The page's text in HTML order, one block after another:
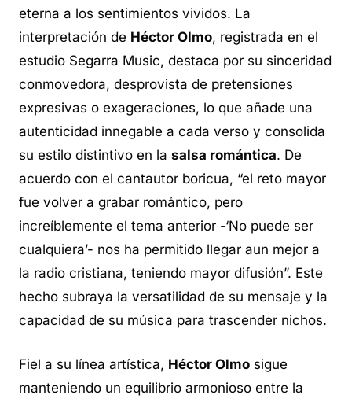
eterna a los sentimientos vividos. La
interpretación de Héctor Olmo, registrada en el
estudio Segarra Music, destaca por su sinceridad
conmovedora, desprovista de pretensiones
expresivas o exageraciones, lo que añade una
autenticidad innegable a cada verso y consolida
su estilo distintivo en la salsa romántica. De
acuerdo con el cantautor boricua, “el reto mayor
fue volver a grabar romántico, pero
increíblemente el tema anterior -‘No puede ser
cualquiera’- nos ha permitido llegar aun mejor a
la radio cristiana, teniendo mayor difusión”. Este
hecho subraya la versatilidad de su mensaje y la
capacidad de su música para trascender nichos.
Fiel a su línea artística, Héctor Olmo sigue
manteniendo un equilibrio armonioso entre la